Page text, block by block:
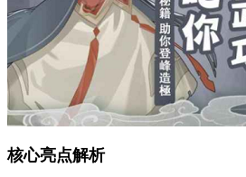
核心亮点解析